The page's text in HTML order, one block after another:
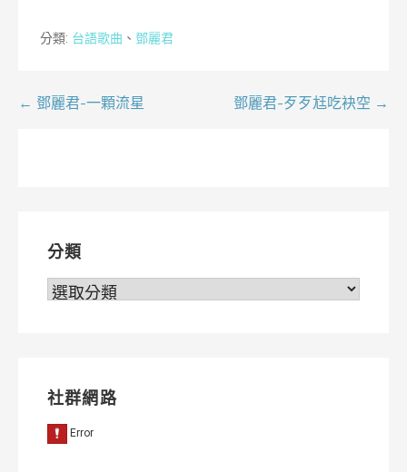
分類: 台語歌曲 、 鄧麗君
文← 鄧麗君-一顆流星 鄧麗君-歹歹尪吃袂空 →
分類
分
社群網路